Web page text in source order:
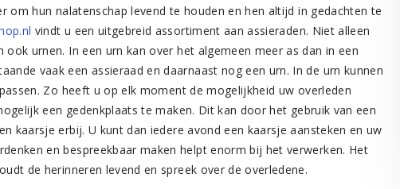
om hun nalatenschap levend te houden en hen altijd in gedachten te
vindt u een uitgebreid assortiment aan assieraden. Niet alleen
ook urnen. In een urn kan over het algemeen meer as dan in een
vaak een assieraad en daarnaast nog een urn. In de urn kunnen
Zo heeft u op elk moment de mogelijkheid uw overleden
een gedenkplaats te maken. Dit kan door het gebruik van een
kaarsje erbij. U kunt dan iedere avond een kaarsje aansteken en uw
en bespreekbaar maken helpt enorm bij het verwerken. Het
de herinneren levend en spreek over de overledene.